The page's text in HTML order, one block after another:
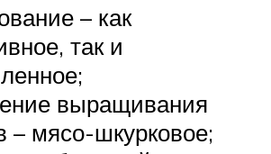
– как
так и
выращивания
– мясо-шкурковое;